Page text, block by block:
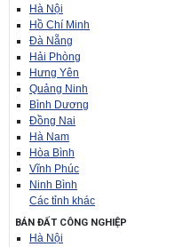
Hà Nội
Hồ Chí Minh
Đà Nẵng
Hải Phòng
Hưng Yên
Quảng Ninh
Bình Dương
Đồng Nai
Hà Nam
Hòa Bình
Vĩnh Phúc
Ninh Bình
Các tỉnh khác
BÁN ĐẤT CÔNG NGHIỆP
Hà Nội